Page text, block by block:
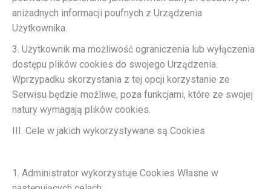
aniżadnych informacji poufnych z Urządzenia
Użytkownika.
3. Użytkownik ma możliwość ograniczenia lub wyłączenia
dostępu plików cookies do swojego Urządzenia.
Wprzypadku skorzystania z tej opcji korzystanie ze
Serwisu będzie możliwe, poza funkcjami, które ze swojej
natury wymagają plików cookies.
III. Cele w jakich wykorzystywane są Cookies
1. Administrator wykorzystuje Cookies Własne w